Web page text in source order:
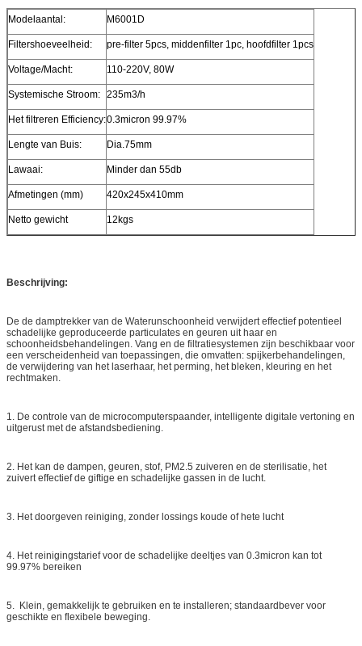
Modelaantal: M6001D
Filtershoeveelheid: pre-filter 5pcs, middenfilter 1pc, hoofdfilter 1pcs
Voltage/Macht: 110-220V, 80W
Systemische Stroom: 235m3/h
Het filtreren Efficiency:0.3micron 99.97%
Lengte van Buis: Dia.75mm
Lawaai: Minder dan 55db
Afmetingen (mm) 420x245x410mm
Netto gewicht 12kgs
Beschrijving:
De de damptrekker van de Waterunschoonheid verwijdert effectief potentieel
schadelijke geproduceerde particulates en geuren uit haar en
schoonheidsbehandelingen. Vang en de filtratiesystemen zijn beschikbaar voor
een verscheidenheid van toepassingen, die omvatten: spijkerbehandelingen,
de verwijdering van het laserhaar, het perming, het bleken, kleuring en het
rechtmaken.
1. De controle van de microcomputerspaander, intelligente digitale vertoning en
uitgerust met de afstandsbediening.
2. Het kan de dampen, geuren, stof, PM2.5 zuiveren en de sterilisatie, het
zuivert effectief de giftige en schadelijke gassen in de lucht.
3. Het doorgeven reiniging, zonder lossings koude of hete lucht
4. Het reinigingstarief voor de schadelijke deeltjes van 0.3micron kan tot
99.97% bereiken
5. Klein, gemakkelijk te gebruiken en te installeren; standaardbever voor
geschikte en flexibele beweging.